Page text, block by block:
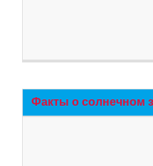
Факты о солнечном